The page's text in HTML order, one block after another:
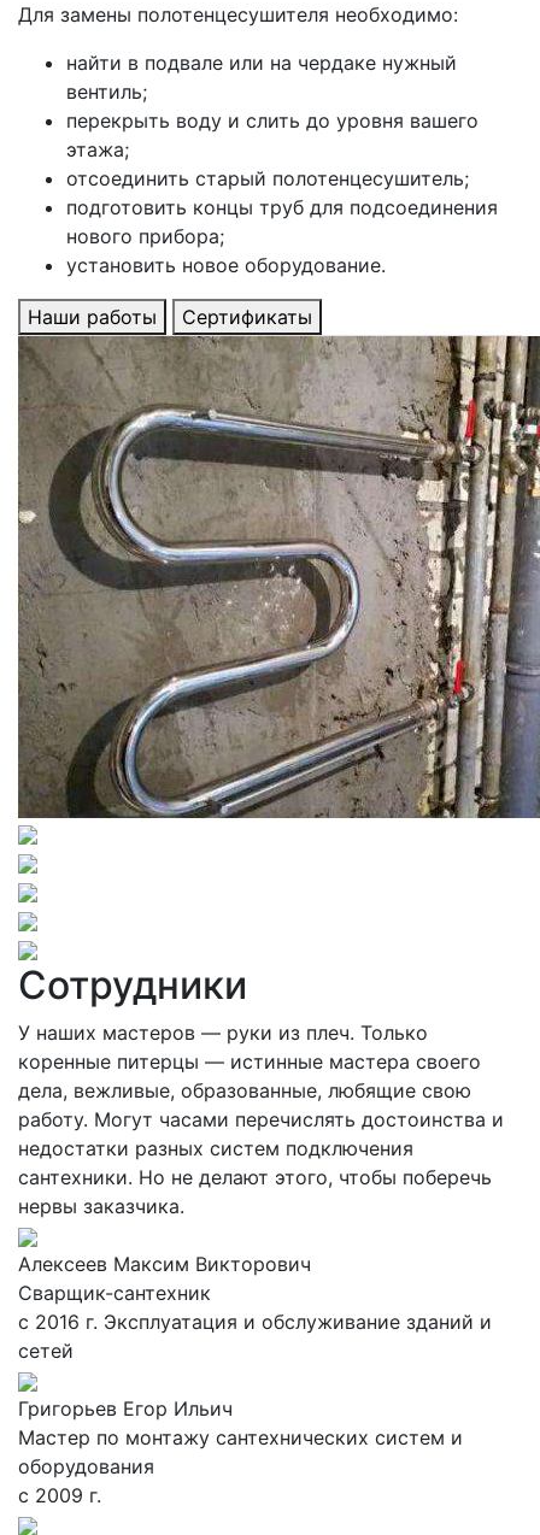
Для замены полотенцесушителя необходимо:
найти в подвале или на чердаке нужный
вентиль;
перекрыть воду и слить до уровня вашего
этажа;
отсоединить старый полотенцесушитель;
подготовить концы труб для подсоединения
нового прибора;
установить новое оборудование.
Наши работы Сертификаты
Сотрудники
У наших мастеров — руки из плеч. Только
коренные питерцы — истинные мастера своего
дела, вежливые, образованные, любящие свою
работу. Могут часами перечислять достоинства и
недостатки разных систем подключения
сантехники. Но не делают этого, чтобы поберечь
нервы заказчика.
Алексеев Максим Викторович
Сварщик-сантехник
с 2016 г. Эксплуатация и обслуживание зданий и
сетей
Григорьев Егор Ильич
Мастер по монтажу сантехнических систем и
оборудования
с 2009 г.